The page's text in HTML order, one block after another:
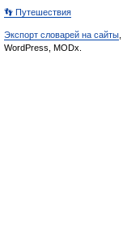
👣 Путешествия
Экспорт словарей на сайты
WordPress, MODx.